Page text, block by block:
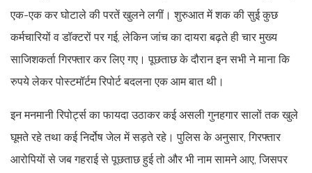
एक-एक कर घोटाले की परतें खुलने लगीं। शुरुआत में शक की सुई कुछ
कर्मचारियों व डॉक्टरों पर गई, लेकिन जांच का दायरा बढ़ते ही चार मुख्य
साजिशकर्ता गिरफ्तार कर लिए गए। पूछताछ के दौरान इन सभी ने माना कि
रुपये लेकर पोस्टमॉर्टम रिपोर्ट बदलना एक आम बात थी।
इन मनमानी रिपोर्ट्स का फायदा उठाकर कई असली गुनहगार सालों तक खुले
घूमते रहे तथा कई निर्दोष जेल में सड़ते रहे। पुलिस के अनुसार, गिरफ्तार
आरोपियों से जब गहराई से पूछताछ हुई तो और भी नाम सामने आए, जिसपर